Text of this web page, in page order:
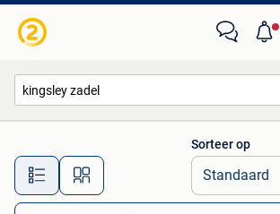
Alle afstanden…
Sorteer op